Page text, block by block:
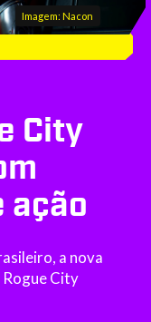
Imagem: Nacon
City
ação
a nova
Rogue City